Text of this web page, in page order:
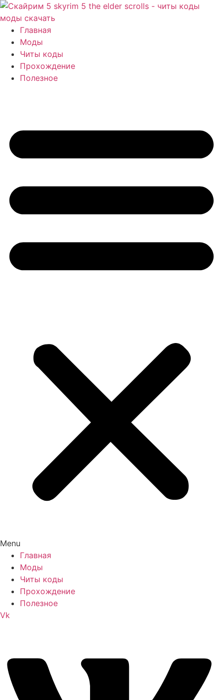
Перейти
к
содержимому
Главная
Моды
Читы коды
Прохождение
Полезное
Menu
Главная
Моды
Читы коды
Прохождение
Полезное
Vk